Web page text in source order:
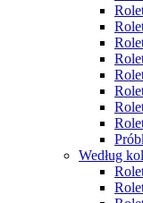
Według